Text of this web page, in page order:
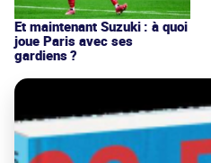
Et maintenant Suzuki : à quoi
joue Paris avec ses
gardiens ?